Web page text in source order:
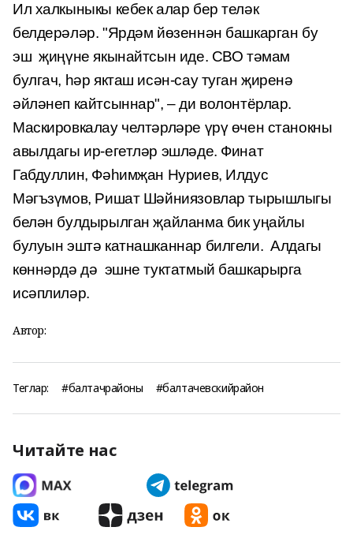
Ил халкыныкы кебек алар бер теләк
белдерәләр. "Ярдәм йөзеннән башкарган бу
эш җиңүне якынайтсын иде. СВО тәмам
булгач, һәр якташ исән-сау туган җиренә
әйләнеп кайтсыннар", – ди волонтёрлар.
Маскировкалау челтәрләре үрү өчен станокны
авылдагы ир-егетләр эшләде. Финат
Габдуллин, Фәһимҗан Нуриев, Илдус
Мәгъзүмов, Ришат Шәйниязовлар тырышлыгы
белән булдырылган җайланма бик уңайлы
булуын эштә катнашканнар билгели. Алдагы
көннәрдә дә эшне туктатмый башкарырга
исәплиләр.
Автор:
Теглар: #балтачрайоны #балтачевскийрайон
Читайте нас